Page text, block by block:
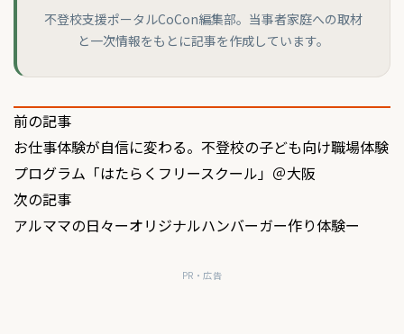
不登校支援ポータルCoCon編集部。当事者家庭への取材
と一次情報をもとに記事を作成しています。
投
稿
ナ
ビ
前の記事
お仕事体験が自信に変わる。不登校の子ども向け職場体験
プログラム「はたらくフリースクール」＠大阪
次の記事
アルママの日々ーオリジナルハンバーガー作り体験ー
PR・広告